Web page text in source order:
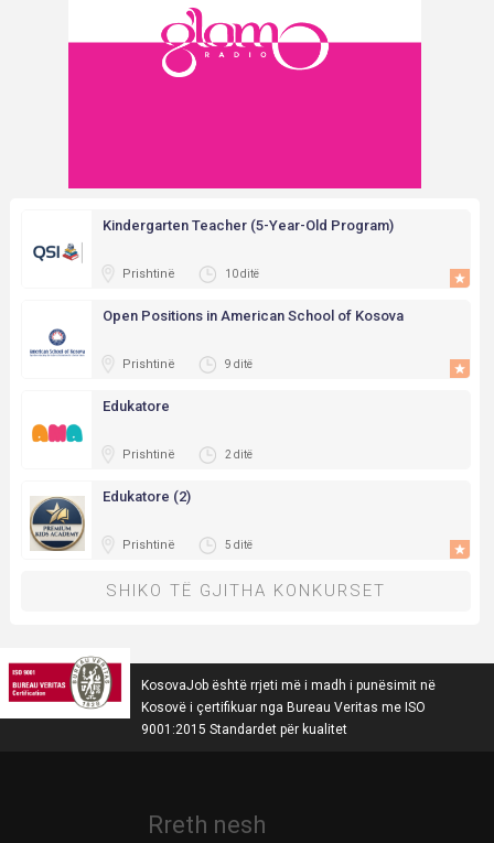
Kindergarten Teacher (5-Year-Old Program)
Prishtinë 10 ditë
Open Positions in American School of Kosova
Prishtinë 9 ditë
Edukatore
Prishtinë 2 ditë
Edukatore (2)
Prishtinë 5 ditë
SHIKO TË GJITHA KONKURSET
KosovaJob është rrjeti më i madh i punësimit në
Kosovë i çertifikuar nga Bureau Veritas me ISO
9001:2015 Standardet për kualitet
Rreth nesh